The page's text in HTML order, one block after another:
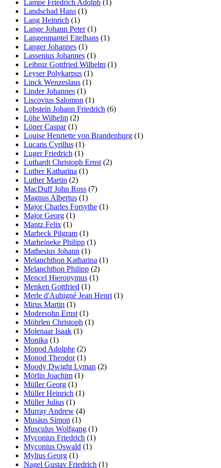
Lampe Friedrich Adolph (1)
Landschad Hans (1)
Lang Heinrich (1)
Lange Johann Peter(1)
Langenmantel Eitelhans (1)
Langer Johannes (1)
Lassenius Johannes (1)
Leibniz Gottfried Wilhelm (1)
Leyser Polykarpus (1)
Linck Wenzeslaus (1)
Linder Johannes (1)
Liscovius Salomon (1)
Lobstein Johann Friedrich (6)
Löhe Wilhelm (2)
Löner Caspar(1)
Louise Henriette von Brandenburg (1)
Lucaris Cyrillus (1)
Luger Friedrich (1)
Luthardt Christoph Ernst (2)
Luther Katharina (1)
Luther Martin (2)
MacDuff John Ross (7)
Magnus Albertus (1)
Major Charles Forsythe (1)
Major Georg (1)
Mantz Felix (1)
Marbeck Pilgram (1)
Marheineke Philipp (1)
Mathesius Johann (1)
Melanchthon Katharina (1)
Melanchthon Philipp (2)
Mencel Hieronymus (1)
Menken Gottfried (1)
Merle d'Aubigné Jean Henri (1)
Mirus Martin (1)
Modersohn Ernst (1)
Möhrlen Christoph (1)
Molenaar Isaak (1)
Monika (1)
Monod Adolphe (2)
Monod Theodor(1)
Moody Dwight Lyman (2)
Mörlin Joachim (1)
Müller Georg (1)
Müller Heinrich (1)
Müller Julius (1)
Murray Andrew (4)
Musäus Simon (1)
Musculus Wolfgang (1)
Myconius Friedrich (1)
Myconius Oswald (1)
Mylius Georg (1)
Nagel Gustav Friedrich (1)